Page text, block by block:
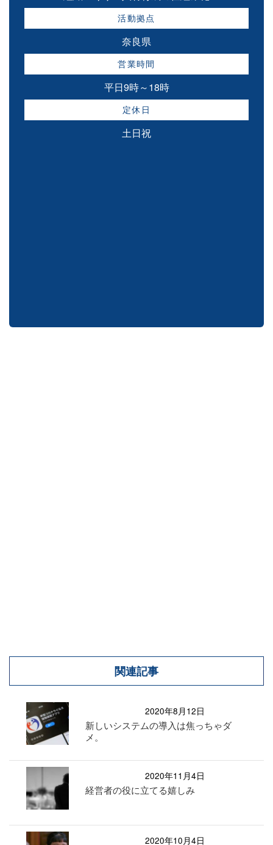
活動拠点
奈良県
営業時間
平日9時～18時
定休日
土日祝
関連記事
2020年8月12日
新しいシステムの導入は焦っちゃダ
メ。
2020年11月4日
経営者の役に立てる嬉しみ
2020年10月4日